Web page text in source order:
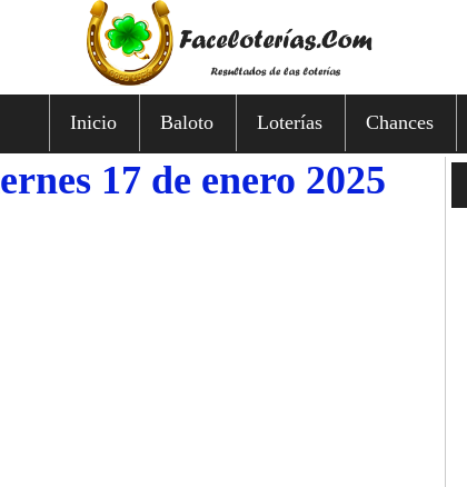
Inicio Baloto Loterías Chances
17 de enero 2025